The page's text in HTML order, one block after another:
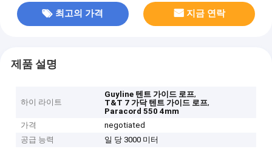
최고의 가격 지금 연락
제품 설명
하이 라이트
Guyline 텐트 가이드 로프,
T&T 7 가닥 텐트 가이드 로프,
Paracord 550 4mm
가격
negotiated
공급 능력
일 당 3000 미터